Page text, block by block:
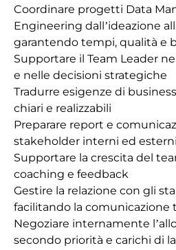
Coordinare progetti Data
Engineering dall’ideazione
garantendo tempi, qualità e
Supportare il Team Leader
e nelle decisioni strategiche
Tradurre esigenze di
chiari e realizzabili
Preparare report e
stakeholder interni ed esterni
Supportare la crescita del
coaching e feedback
Gestire la relazione con gli
facilitando la comunicazione
Negoziare internamente
secondo priorità e carichi di